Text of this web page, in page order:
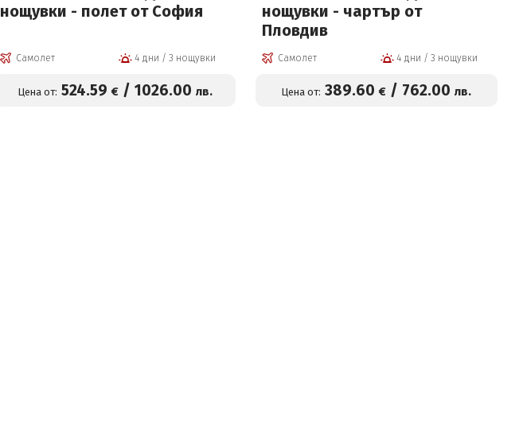
нощувки - полет от София
Самолет 4 дни / 3 нощувки
Цена от: 524.59 €/ 1026.00 лв.
нощувки - чартър от
Пловдив
Самолет 4 дни / 3 нощувки
Цена от: 389.60 € / 762.00 лв.